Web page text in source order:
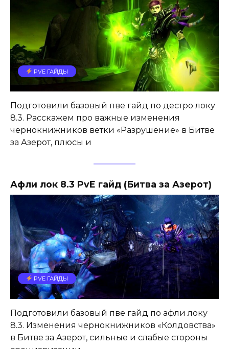
PVE ГАЙДЫ
Подготовили базовый пве гайд по дестро локу
8.3. Расскажем про важные изменения
чернокнижников ветки «Разрушение» в Битве
за Азерот, плюсы и
Афли лок 8.3 PvE гайд (Битва за Азерот)
PVE ГАЙДЫ
Подготовили базовый пве гайд по афли локу
8.3. Изменения чернокнижников «Колдовства»
в Битве за Азерот, сильные и слабые стороны